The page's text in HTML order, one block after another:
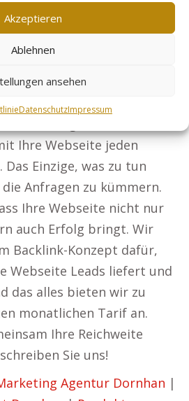
Akzeptieren
Ablehnen
ansehen
DatenschutzImpressum
Sie jedes Produkt für
Sie mehr Kunden.
Ihrem Marketing-Erfolg:
Konzept entscheiden,
Ihre Webseite jeden
Einzige, was zu tun
Anfragen zu kümmern.
Ihre Webseite nicht nur
auch Erfolg bringt. Wir
Backlink-Konzept dafür,
Webseite Leads liefert und
das alles bieten wir zu
monatlichen Tarif an.
Ihre Reichweite
Sie uns!
Agentur Dornhan |